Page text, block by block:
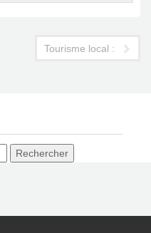
Tourisme local : la